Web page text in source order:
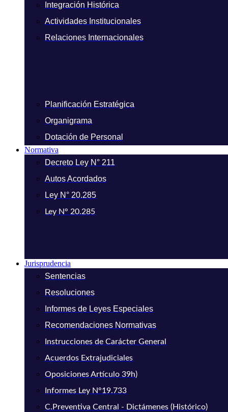
Integración Histórica
Actividades Institucionales
Relaciones Internacionales
Planificación Estratégica
Organigrama
Dotación de Personal
Normativa
Decreto Ley N° 211
Autos Acordados
Ley N° 20.285
Ley N° 20.285
Jurisprudencia
Sentencias
Resoluciones
Informes de Leyes Especiales
Recomendaciones Normativas
Instrucciones de Carácter General
Acuerdos Extrajudiciales
Oposiciones Artículo 39h)
Informes Ley N°19.733
C.Preventiva Central - Dictámenes (Histórico)